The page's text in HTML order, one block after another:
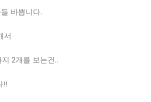
바쁩니다.
서
2개를 보는건..
!!